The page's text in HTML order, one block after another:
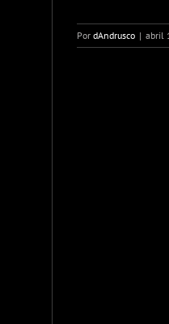
Por dAndrusco | abril